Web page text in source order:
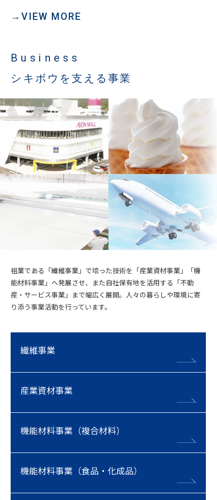
→VIEW MORE
Business
シキボウを支える事業
祖業である「繊維事業」で培った技術を「産業資材事業」「機
能材料事業」へ発展させ、また自社保有地を活用する「不動
産・サービス事業」まで幅広く展開。人々の暮らしや環境に寄
り添う事業活動を行っています。
繊維事業
産業資材事業
機能材料事業（複合材料）
機能材料事業（食品・化成品）